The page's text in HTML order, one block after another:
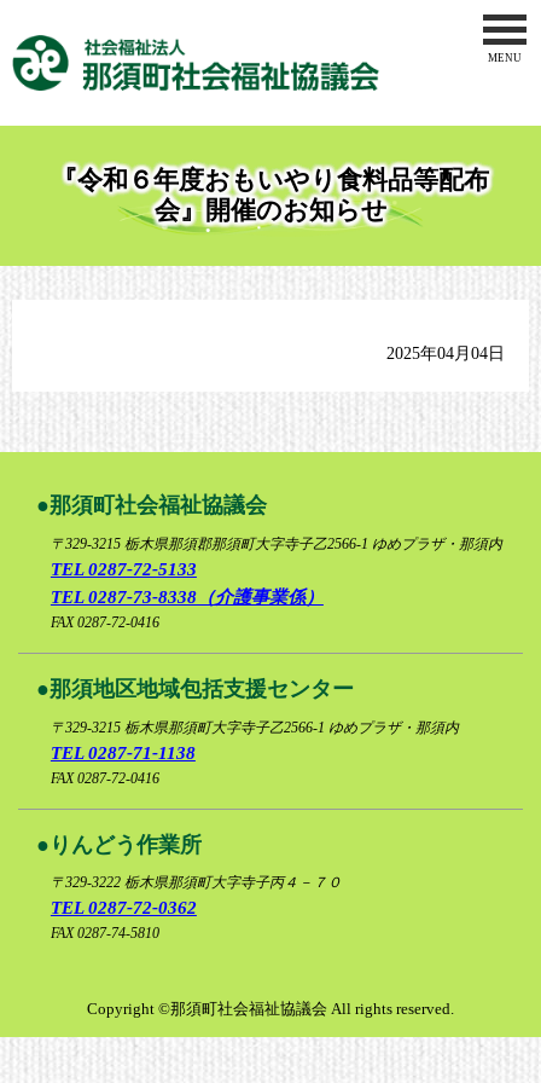
MENU
地域福祉
介護事業
那須地区
りんどう
『令和６年度おもいやり食料品等配布
会』開催のお知らせ
2025年04月04日
那須町社会福祉協議会
〒329-3215 栃木県那須郡那須町大字寺子乙2566-1 ゆめプラザ・那須内
TEL 0287-72-5133
TEL 0287-73-8338（介護事業係）
FAX 0287-72-0416
那須地区地域包括支援センター
〒329-3215 栃木県那須町大字寺子乙2566-1 ゆめプラザ・那須内
TEL 0287-71-1138
FAX 0287-72-0416
りんどう作業所
〒329-3222 栃木県那須町大字寺子丙４－７０
TEL 0287-72-0362
FAX 0287-74-5810
Copyright ©那須町社会福祉協議会 All rights reserved.